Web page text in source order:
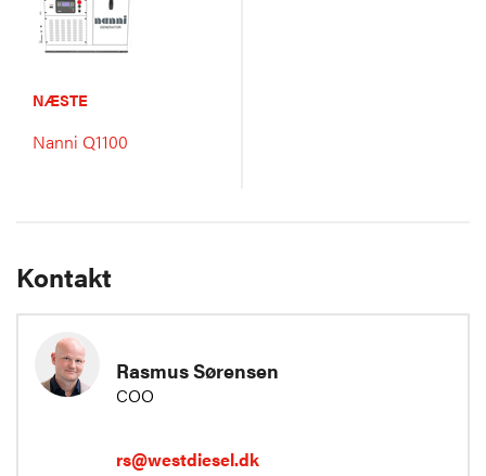
NÆSTE
Nanni Q1100
Kontakt
Rasmus Sørensen
COO
rs@westdiesel.dk